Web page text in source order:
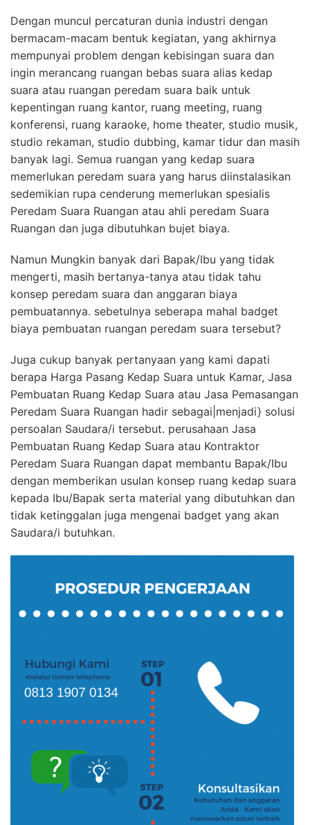
Dengan muncul percaturan dunia industri dengan
bermacam-macam bentuk kegiatan, yang akhirnya
mempunyai problem dengan kebisingan suara dan
ingin merancang ruangan bebas suara alias kedap
suara atau ruangan peredam suara baik untuk
kepentingan ruang kantor, ruang meeting, ruang
konferensi, ruang karaoke, home theater, studio musik,
studio rekaman, studio dubbing, kamar tidur dan masih
banyak lagi. Semua ruangan yang kedap suara
memerlukan peredam suara yang harus diinstalasikan
sedemikian rupa cenderung memerlukan spesialis
Peredam Suara Ruangan atau ahli peredam Suara
Ruangan dan juga dibutuhkan bujet biaya.
Namun Mungkin banyak dari Bapak/Ibu yang tidak
mengerti, masih bertanya-tanya atau tidak tahu
konsep peredam suara dan anggaran biaya
pembuatannya. sebetulnya seberapa mahal badget
biaya pembuatan ruangan peredam suara tersebut?
Juga cukup banyak pertanyaan yang kami dapati
berapa Harga Pasang Kedap Suara untuk Kamar, Jasa
Pembuatan Ruang Kedap Suara atau Jasa Pemasangan
Peredam Suara Ruangan hadir sebagai|menjadi} solusi
persoalan Saudara/i tersebut. perusahaan Jasa
Pembuatan Ruang Kedap Suara atau Kontraktor
Peredam Suara Ruangan dapat membantu Bapak/Ibu
dengan memberikan usulan konsep ruang kedap suara
kepada Ibu/Bapak serta material yang dibutuhkan dan
tidak ketinggalan juga mengenai badget yang akan
Saudara/i butuhkan.